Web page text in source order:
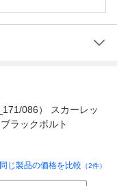
086） スカーレッ
ラックボルト
同じ製品の価格を比較 （2件）